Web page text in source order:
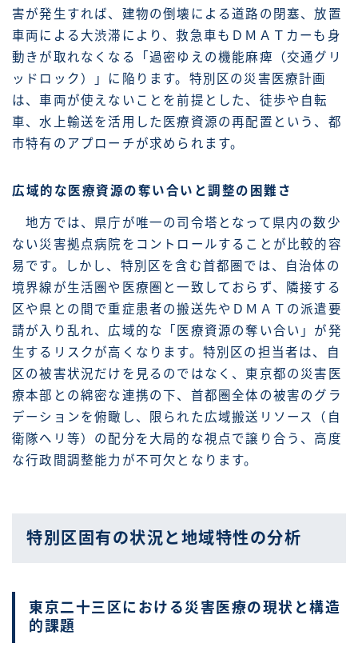
害が発生すれば、建物の倒壊による道路の閉塞、放置
車両による大渋滞により、救急車もＤＭＡＴカーも身
動きが取れなくなる「過密ゆえの機能麻痺（交通グリ
ッドロック）」に陥ります。特別区の災害医療計画
は、車両が使えないことを前提とした、徒歩や自転
車、水上輸送を活用した医療資源の再配置という、都
市特有のアプローチが求められます。
広域的な医療資源の奪い合いと調整の困難さ
地方では、県庁が唯一の司令塔となって県内の数少
ない災害拠点病院をコントロールすることが比較的容
易です。しかし、特別区を含む首都圏では、自治体の
境界線が生活圏や医療圏と一致しておらず、隣接する
区や県との間で重症患者の搬送先やＤＭＡＴの派遣要
請が入り乱れ、広域的な「医療資源の奪い合い」が発
生するリスクが高くなります。特別区の担当者は、自
区の被害状況だけを見るのではなく、東京都の災害医
療本部との綿密な連携の下、首都圏全体の被害のグラ
デーションを俯瞰し、限られた広域搬送リソース（自
衛隊ヘリ等）の配分を大局的な視点で譲り合う、高度
な行政間調整能力が不可欠となります。
特別区固有の状況と地域特性の分析
東京二十三区における災害医療の現状と構造
的課題